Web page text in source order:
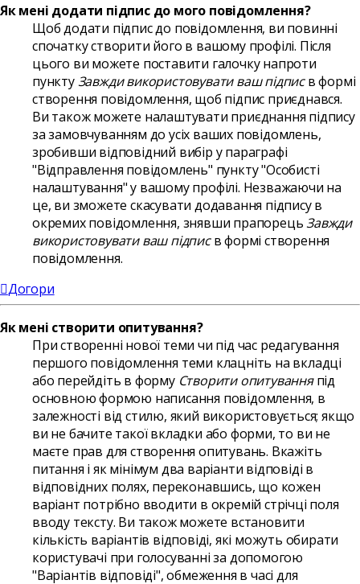
Як мені додати підпис до мого повідомлення?
Щоб додати підпис до повідомлення, ви повинні
спочатку створити його в вашому профілі. Після
цього ви можете поставити галочку напроти
пунктуЗавжди використовувати ваш підписв формі
створення повідомлення, щоб підпис приєднався.
Ви також можете налаштувати приєднання підпису
за замовчуванням до усіх ваших повідомлень,
зробивши відповідний вибір у параграфі
"Відправлення повідомлень" пункту "Особисті
налаштування" у вашому профілі. Незважаючи на
це, ви зможете скасувати додавання підпису в
окремих повідомлення, знявши прапорецьЗавжди
використовувати ваш підписв формі створення
повідомлення.
Догори
Як мені створити опитування?
При створенні нової теми чи під час редагування
першого повідомлення теми клацніть на вкладці
або перейдіть в форму Створити опитуванняпід
основною формою написання повідомлення, в
залежності від стилю, який використовується; якщо
ви не бачите такої вкладки або форми, то ви не
маєте прав для створення опитувань. Вкажіть
питання і як мінімум два варіанти відповіді в
відповідних полях, переконавшись, що кожен
варіант потрібно вводити в окремій стрічці поля
вводу тексту. Ви також можете встановити
кількість варіантів відповіді, які можуть обирати
користувачі при голосуванні за допомогою
"Варіантів відповіді", обмеження в часі для